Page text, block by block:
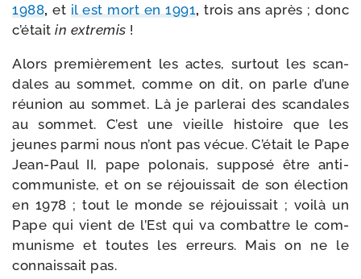
1988, et il est mort en 1991, trois ans après ; donc
c’était in extre­mis !
Alors pre­miè­re­ment les actes, sur­tout les scan­
dales au som­met, comme on dit, on parle d’une
réunion au som­met. Là je par­le­rai des scan­dales
au som­met. C’est une vieille his­toire que les
jeunes par­mi nous n’ont pas vécue. C’était le Pape
Jean-​Paul II, pape polo­nais, sup­po­sé être anti-​
communiste, et on se réjouis­sait de son élec­tion
en 1978 ; tout le monde se réjouis­sait ; voi­là un
Pape qui vient de l’Est qui va com­battre le com­
mu­nisme et toutes les erreurs. Mais on ne le
connais­sait pas.